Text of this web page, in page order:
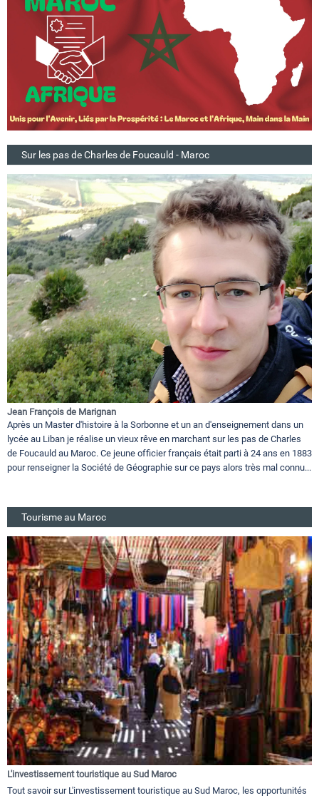
Sur les pas de Charles de Foucauld - Maroc
Jean François de Marignan
Après un Master d'histoire à la Sorbonne et un an d'enseignement dans un
lycée au Liban je réalise un vieux rêve en marchant sur les pas de Charles
de Foucauld au Maroc. Ce jeune officier français était parti à 24 ans en 1883
pour renseigner la Société de Géographie sur ce pays alors très mal connu...
Tourisme au Maroc
L'investissement touristique au Sud Maroc
Tout savoir sur L'investissement touristique au Sud Maroc, les opportunités